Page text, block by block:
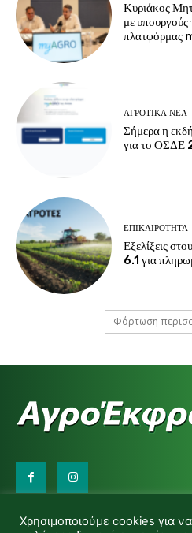
Κυριάκος
με
πλατφόρμας
ΑΓΡΟΤΙΚΆ ΝΈΑ
Σήμερα η
για το ΟΣΔΕ
ΕΠΙΚΑΙΡΌΤΗΤΑ
Εξελίξεις
6.1 για
Φόρτωση
d.makas@yahoo.gr
Χρησιμοποιούμε cookies για